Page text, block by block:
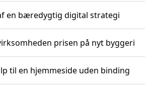
en bæredygtig digital strategi
prisen på nyt byggeri
til en hjemmeside uden binding